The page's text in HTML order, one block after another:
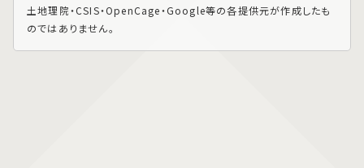
土地理院・CSIS・OpenCage・Google等の各提供元が作成したも
のではありません。